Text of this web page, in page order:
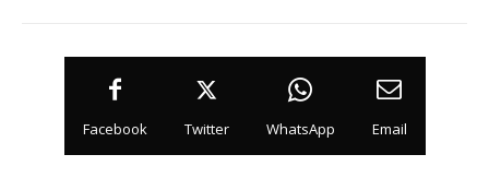
Facebook Twitter WhatsApp Email